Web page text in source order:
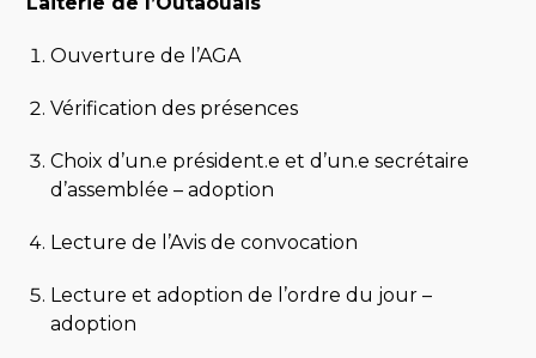
Ouverture de l’AGA
Vérification des présences
Choix d’un.e président.e et d’un.e secrétaire
d’assemblée – adoption
Lecture de l’Avis de convocation
Lecture et adoption de l’ordre du jour –
adoption